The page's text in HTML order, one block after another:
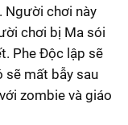
Người chơi này
chơi bị Ma sói
Phe Độc lập sẽ
sẽ mất bẫy sau
zombie và giáo